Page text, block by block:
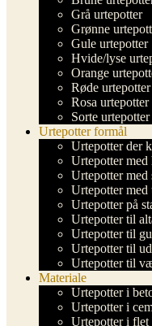
Grå urtepotter
Grønne
Gule urtepotter
Hvide/lyse
Orange
Røde urtepotter
Rosa urtepotter
Sorte urtepotter
Urtepotter formål
Urtepotter der
Urtepotter med
Urtepotter med
Urtepotter med
Urtepotter på
Urtepotter til
Urtepotter til
Urtepotter til
Urtepotter til
Materiale
Urtepotter i
Urtepotter i
Urtepotter i flet